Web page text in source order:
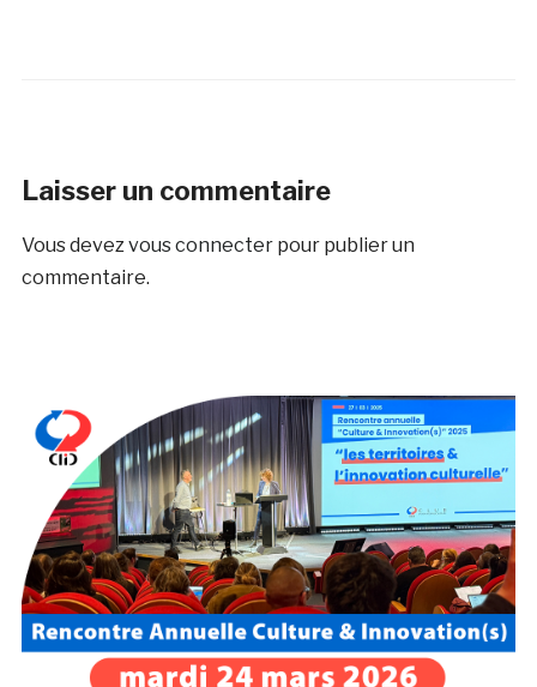
Laisser un commentaire
Vous devezvous connecterpour publier un
commentaire.